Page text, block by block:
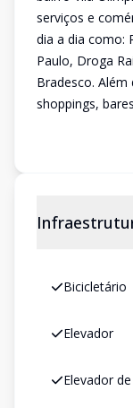
serviços e
dia a dia como:
Paulo, Droga
Bradesco.
shoppings,
Bicicletário
Elevador
Elevador